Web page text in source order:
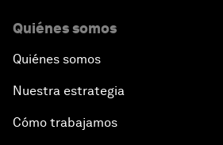
Quiénes somos
Quiénes somos
Nuestra estrategia
Cómo trabajamos